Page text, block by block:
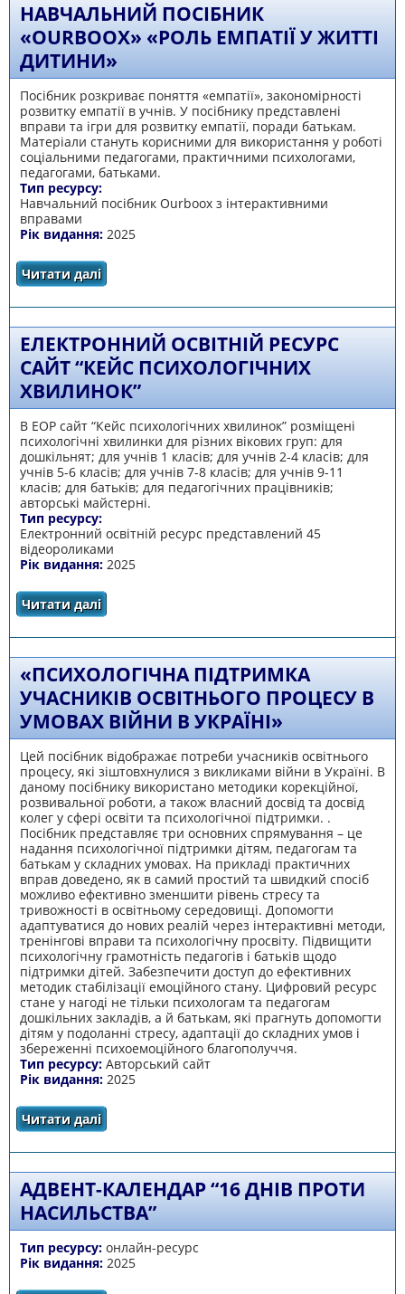
НАВЧАЛЬНИЙ ПОСІБНИК
«ОURBOOX» «РОЛЬ ЕМПАТІЇ У ЖИТТІ
ДИТИНИ»
Посібник розкриває поняття «емпатії», закономірності
розвитку емпатії в учнів. У посібнику представлені
вправи та ігри для розвитку емпатії, поради батькам.
Матеріали стануть корисними для використання у роботі
соціальними педагогами, практичними психологами,
педагогами, батьками.
Тип ресурсу:
Навчальний посібник Оurboox з інтерактивними
вправами
Рік видання: 2025
Читати далі
ЕЛЕКТРОННИЙ ОСВІТНІЙ РЕСУРС
САЙТ “КЕЙС ПСИХОЛОГІЧНИХ
ХВИЛИНОК”
В ЕОР сайт “Кейс психологічних хвилинок” розміщені
психологічні хвилинки для різних вікових груп: для
дошкільнят; для учнів 1 класів; для учнів 2-4 класів; для
учнів 5-6 класів; для учнів 7-8 класів; для учнів 9-11
класів; для батьків; для педагогічних працівників;
авторські майстерні.
Тип ресурсу:
Електронний освітній ресурс представлений 45
відеороликами
Рік видання: 2025
Читати далі
«ПСИХОЛОГІЧНА ПІДТРИМКА
УЧАСНИКІВ ОСВІТНЬОГО ПРОЦЕСУ В
УМОВАХ ВІЙНИ В УКРАЇНІ»
Цей посібник відображає потреби учасників освітнього
процесу, які зіштовхнулися з викликами війни в Україні. В
даному посібнику використано методики корекційної,
розвивальної роботи, а також власний досвід та досвід
колег у сфері освіти та психологічної підтримки. .
Посібник представляє три основних спрямування – це
надання психологічної підтримки дітям, педагогам та
батькам у складних умовах. На прикладі практичних
вправ доведено, як в самий простий та швидкий спосіб
можливо ефективно зменшити рівень стресу та
тривожності в освітньому середовищі. Допомогти
адаптуватися до нових реалій через інтерактивні методи,
тренінгові вправи та психологічну просвіту. Підвищити
психологічну грамотність педагогів і батьків щодо
підтримки дітей. Забезпечити доступ до ефективних
методик стабілізації емоційного стану. Цифровий ресурс
стане у нагоді не тільки психологам та педагогам
дошкільних закладів, а й батькам, які прагнуть допомогти
дітям у подоланні стресу, адаптації до складних умов і
збереженні психоемоційного благополуччя.
Тип ресурсу: Авторський сайт
Рік видання: 2025
Читати далі
Україні»
АДВЕНТ-КАЛЕНДАР “16 ДНІВ ПРОТИ
НАСИЛЬСТВА”
Тип ресурсу: онлайн-ресурс
Рік видання: 2025